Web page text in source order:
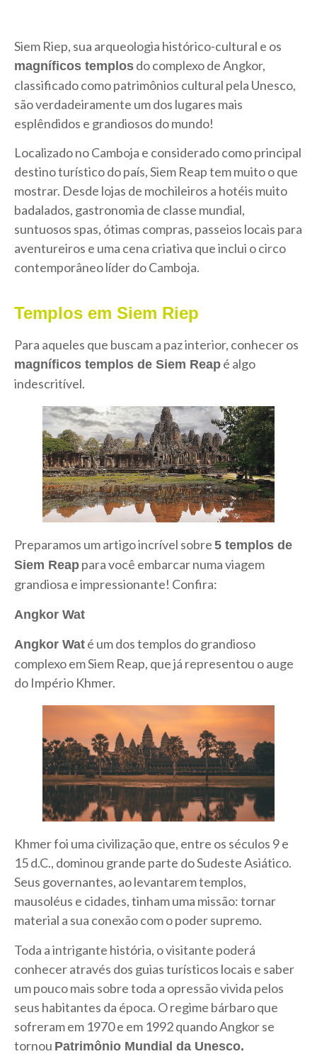
Siem Riep, sua arqueologia histórico-cultural e os
magníficos templos do complexo de Angkor,
classificado como patrimônios cultural pela Unesco,
são verdadeiramente um dos lugares mais
esplêndidos e grandiosos do mundo!
Localizado no Camboja e considerado como principal
destino turístico do país, Siem Reap tem muito o que
mostrar. Desde lojas de mochileiros a hotéis muito
badalados, gastronomia de classe mundial,
suntuosos spas, ótimas compras, passeios locais para
aventureiros e uma cena criativa que inclui o circo
contemporâneo líder do Camboja.
Templos em Siem Riep
Para aqueles que buscam a paz interior, conhecer os
magníficos templos de Siem Reap é algo
indescritível.
Preparamos um artigo incrível sobre 5 templos de
Siem Reap para você embarcar numa viagem
grandiosa e impressionante! Confira:
Angkor Wat
Angkor Wat é um dos templos do grandioso
complexo em Siem Reap, que já representou o auge
do Império Khmer.
Khmer foi uma civilização que, entre os séculos 9 e
15 d.C., dominou grande parte do Sudeste Asiático.
Seus governantes, ao levantarem templos,
mausoléus e cidades, tinham uma missão: tornar
material a sua conexão com o poder supremo.
Toda a intrigante história, o visitante poderá
conhecer através dos guias turísticos locais e saber
um pouco mais sobre toda a opressão vivida pelos
seus habitantes da época. O regime bárbaro que
sofreram em 1970 e em 1992 quando Angkor se
tornou Patrimônio Mundial da Unesco.